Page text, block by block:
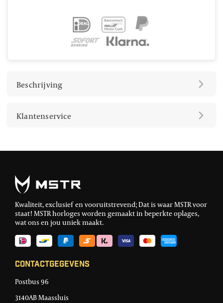
Beschrijving
Klantenservice
Kwaliteit, exclusief en vooruitstrevend; Dat is waar MSTR voor
staat! MSTR horloges worden gemaakt in beperkte oplages,
wat ons en jou uniek maakt.
Contactgegevens
Postbus 96
3140AB Maassluis